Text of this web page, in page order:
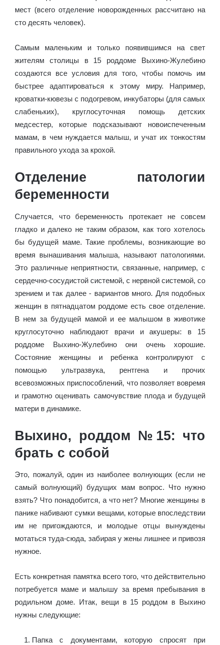
мест (всего отделение новорожденных рассчитано на
сто десять человек).
Самым маленьким и только появившимся на свет
жителям столицы в 15 роддоме Выхино-Жулебино
создаются все условия для того, чтобы помочь им
быстрее адаптироваться к этому миру. Например,
кроватки-кювезы с подогревом, инкубаторы (для самых
слабеньких), круглосуточная помощь детских
медсестер, которые подсказывают новоиспеченным
мамам, в чем нуждается малыш, и учат их тонкостям
правильного ухода за крохой.
Отделение патологии
беременности
Случается, что беременность протекает не совсем
гладко и далеко не таким образом, как того хотелось
бы будущей маме. Такие проблемы, возникающие во
время вынашивания малыша, называют патологиями.
Это различные неприятности, связанные, например, с
сердечно-сосудистой системой, с нервной системой, со
зрением и так далее - вариантов много. Для подобных
женщин в пятнадцатом роддоме есть свое отделение.
В нем за будущей мамой и ее малышом в животике
круглосуточно наблюдают врачи и акушеры: в 15
роддоме Выхино-Жулебино они очень хорошие.
Состояние женщины и ребенка контролируют с
помощью ультразвука, рентгена и прочих
всевозможных приспособлений, что позволяет вовремя
и грамотно оценивать самочувствие плода и будущей
матери в динамике.
Выхино, роддом №15: что
брать с собой
Это, пожалуй, один из наиболее волнующих (если не
самый волнующий) будущих мам вопрос. Что нужно
взять? Что понадобится, а что нет? Многие женщины в
панике набивают сумки вещами, которые впоследствии
им не пригождаются, и молодые отцы вынуждены
мотаться туда-сюда, забирая у жены лишнее и привозя
нужное.
Есть конкретная памятка всего того, что действительно
потребуется маме и малышу за время пребывания в
родильном доме. Итак, вещи в 15 роддом в Выхино
нужны следующие:
Папка с документами, которую спросят при